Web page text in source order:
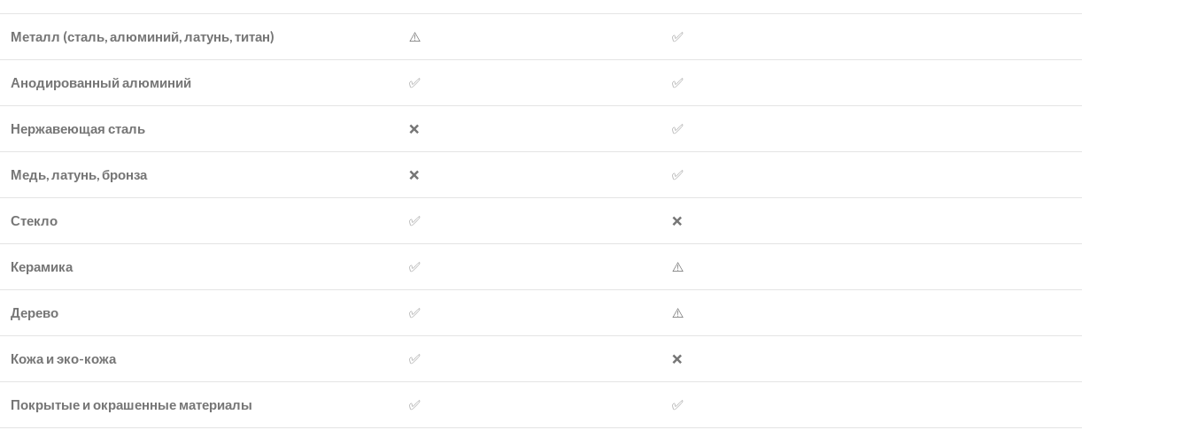
Металл (сталь, алюминий, латунь, титан) ⚠️ ✅
Анодированный алюминий ✅ ✅
Нержавеющая сталь ❌ ✅
Медь, латунь, бронза ❌ ✅
Стекло ✅ ❌
Керамика ✅ ⚠️
Дерево ✅ ⚠️
Кожа и эко-кожа ✅ ❌
Покрытые и окрашенные материалы ✅ ✅